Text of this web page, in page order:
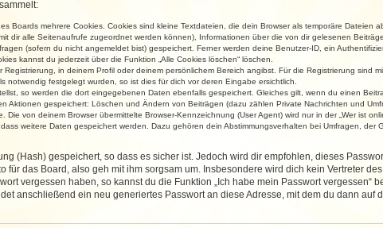
Boards mehrere Cookies. Cookies sind kleine Textdateien, die dein Browser als temporäre
dir alle Seitenaufrufe zugeordnet werden können), Informationen über die von dir gelesenen
(sofern du nicht angemeldet bist) gespeichert. Ferner werden deine Benutzer-ID, ein
kannst du jederzeit über die Funktion „Alle Cookies löschen“ löschen.
in deinem Profil oder deinem persönlichem Bereich angibst. Für die Registrierung sind
notwendig festgelegt wurden, so ist dies für dich vor deren Eingabe ersichtlich.
so werden die dort eingegebenen Daten ebenfalls gespeichert. Gleiches gilt, wenn du einen
Aktionen gespeichert: Löschen und Ändern von Beiträgen (dazu zählen Private Nachrichten und
Die von deinem Browser übermittelte Browser-Kennzeichnung (User Agent) wird nur in der „Wer ist
weitere Daten gespeichert werden. Dazu gehören dein Abstimmungsverhalten bei Umfragen,
(Hash) gespeichert, so dass es sicher ist. Jedoch wird dir empfohlen, dieses
für das Board, also geh mit ihm sorgsam um. Insbesondere wird dich kein Vertreter
vergessen haben, so kannst du die Funktion „Ich habe mein Passwort vergessen“
anschließend ein neu generiertes Passwort an diese Adresse, mit dem du dann auf